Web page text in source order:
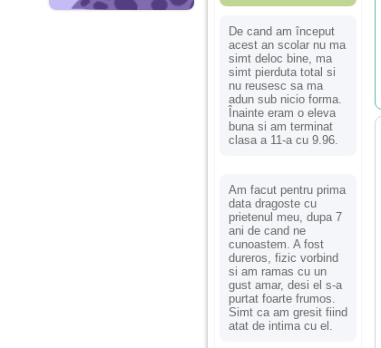
De cand am început
acest an scolar nu ma
simt deloc bine, ma
simt pierduta total si
nu reusesc sa ma
adun sub nicio forma.
Înainte eram o eleva
buna si am terminat
clasa a 11-a cu 9.96.
Am facut pentru prima
data dragoste cu
prietenul meu, dupa 7
ani de cand ne
cunoastem. A fost
dureros, fizic vorbind
si am ramas cu un
gust amar, desi el s-a
purtat foarte frumos.
Simt ca am gresit fiind
atat de intima cu el.